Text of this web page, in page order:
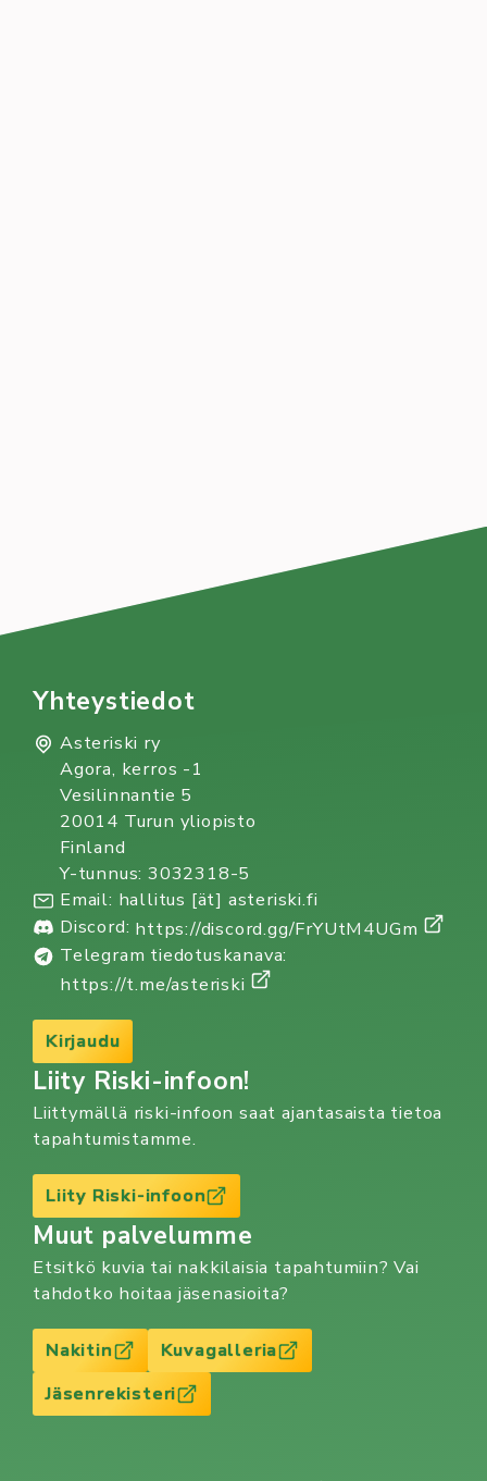
Yhteystiedot
Asteriski ry
Agora, kerros -1
Vesilinnantie 5
20014 Turun yliopisto
Finland
Y-tunnus: 3032318-5
Email: hallitus [ät] asteriski.fi
Discord: https://discord.gg/FrYUtM4UGm
Telegram tiedotuskanava:
https://t.me/asteriski
Kirjaudu
Liity Riski-infoon!
Liittymällä riski-infoon saat ajantasaista tietoa
tapahtumistamme.
Liity Riski-infoon
Muut palvelumme
Etsitkö kuvia tai nakkilaisia tapahtumiin? Vai
tahdotko hoitaa jäsenasioita?
Nakitin
Kuvagalleria
Jäsenrekisteri